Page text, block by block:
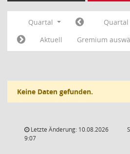
Quartal Quartal
Aktuell
Gremium
Keine Daten gefunden.
Letzte Änderung: 10.08.2026
9:07